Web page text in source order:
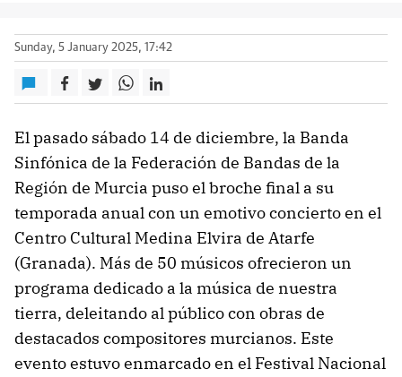
Sunday, 5 January 2025, 17:42
El pasado sábado 14 de diciembre, la Banda
Sinfónica de la Federación de Bandas de la
Región de Murcia puso el broche final a su
temporada anual con un emotivo concierto en el
Centro Cultural Medina Elvira de Atarfe
(Granada). Más de 50 músicos ofrecieron un
programa dedicado a la música de nuestra
tierra, deleitando al público con obras de
destacados compositores murcianos. Este
evento estuvo enmarcado en el Festival Nacional